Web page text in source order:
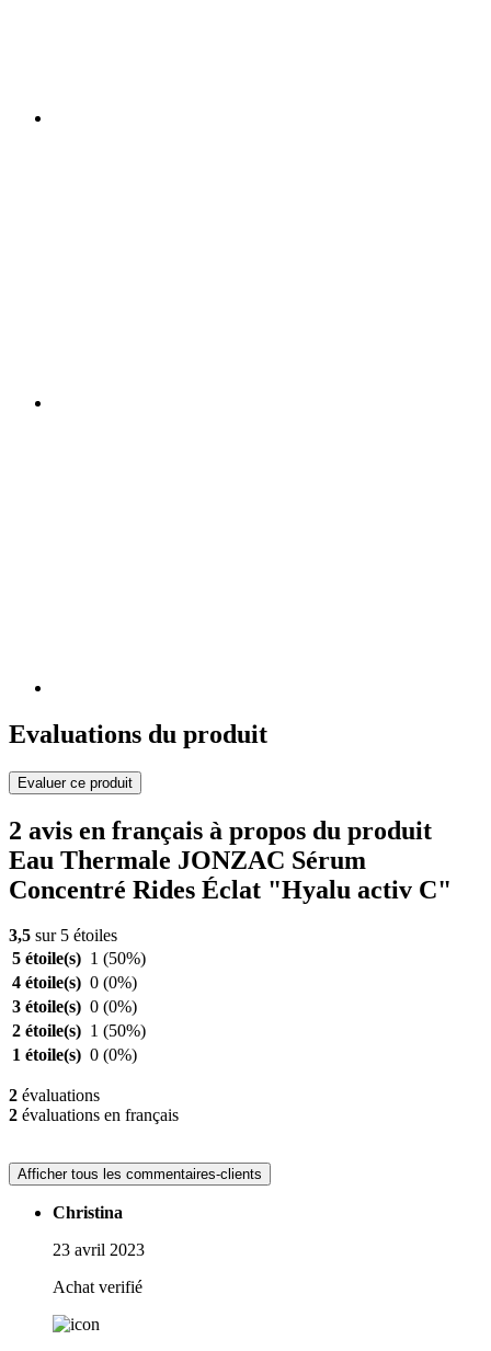
Evaluations du produit
Evaluer ce produit
2 avis en français à propos du produit
Eau Thermale JONZAC Sérum
Concentré Rides Éclat "Hyalu activ C"
3,5 sur 5 étoiles
5 étoile(s) 1 (50%)
4 étoile(s) 0 (0%)
3 étoile(s) 0 (0%)
2 étoile(s) 1 (50%)
1 étoile(s) 0 (0%)
2 évaluations
2 évaluations en français
Afficher tous les commentaires-clients
Christina
23 avril 2023
Achat verifié